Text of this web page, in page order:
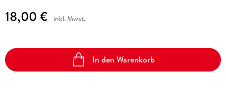
18,00 € inkl. Mwst.
In den Warenkorb